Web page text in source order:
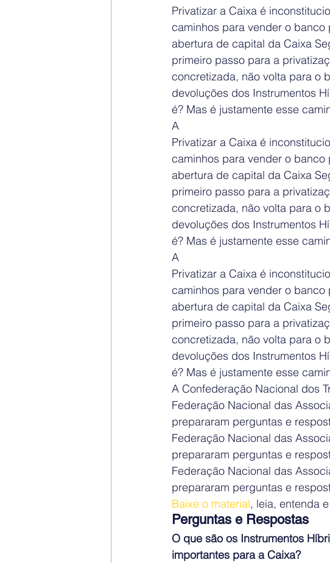
Privatizar a Caixa é
caminhos para vender o
abertura de capital da Caixa
primeiro passo para a
concretizada, não volta para o
devoluções dos Instrumentos
é? Mas é justamente esse
A
Privatizar a Caixa é
caminhos para vender o
abertura de capital da Caixa
primeiro passo para a
concretizada, não volta para o
devoluções dos Instrumentos
é? Mas é justamente esse
A
Privatizar a Caixa é
caminhos para vender o
abertura de capital da Caixa
primeiro passo para a
concretizada, não volta para o
devoluções dos Instrumentos
é? Mas é justamente esse
A Confederação Nacional dos
Federação Nacional das
prepararam perguntas e
Federação Nacional das
prepararam perguntas e
Federação Nacional das
prepararam perguntas e
Baixe o material, leia, entenda
Perguntas e Respostas
O que são os Instrumentos
importantes para a Caixa?